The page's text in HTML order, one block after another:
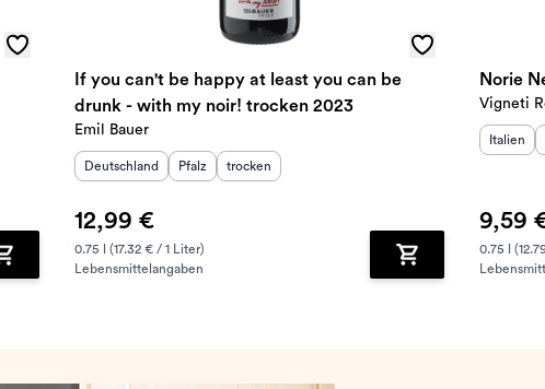
Zum Warenkorb hinzufügen
If you can't be happy at least you can be
drunk - with my noir! trocken 2023
Emil Bauer
Herkunftsland
Deutschland Herkunftsregion
Pfalz Geschmack
trocken
12,99 €
0.75 l (17.32 € / 1 Liter)
Lebensmittelangaben
Zum Warenkorb
Vigneti
Italien
9,59
0.75 l